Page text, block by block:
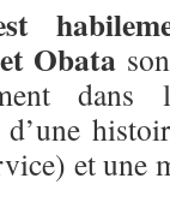
Obata
dans
et une